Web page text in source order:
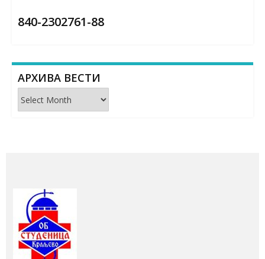
840-2302761-88
АРХИВА ВЕСТИ
Архива
вести